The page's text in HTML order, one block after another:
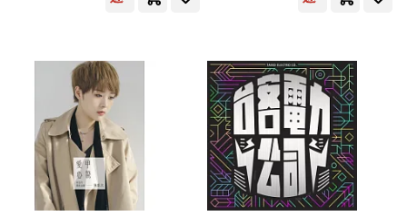
Michael(83)
Collective(82) 劉毅(82)
毛文鳳(80) HA(79)
許添盛(79) David(78)
bookland(709)
中國建築工業出版社(703)
中國電力出版社(677)